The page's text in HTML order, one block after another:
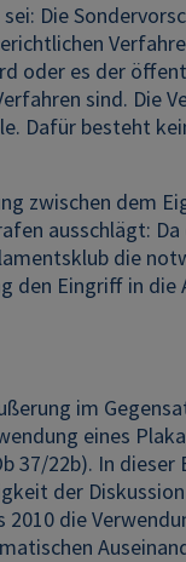
Die
oder es der
sind. Die
Dafür besteht
zwischen dem
ausschlägt:
die
den Eingriff in
im
eines
37/22b). In
der
die